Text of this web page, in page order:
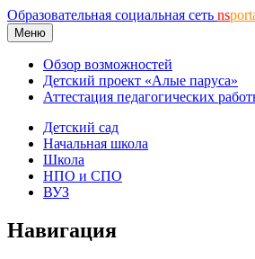
Образовательная социальная сеть ns
Меню
Обзор возможностей
Детский проект «Алые паруса»
Аттестация педагогических
Детский сад
Начальная школа
Школа
НПО и СПО
ВУЗ
Навигация